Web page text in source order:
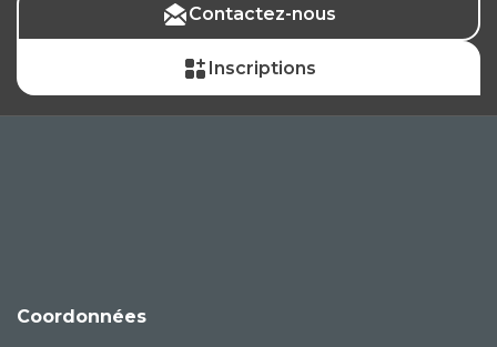
Contactez-nous
Inscriptions
Coordonnées